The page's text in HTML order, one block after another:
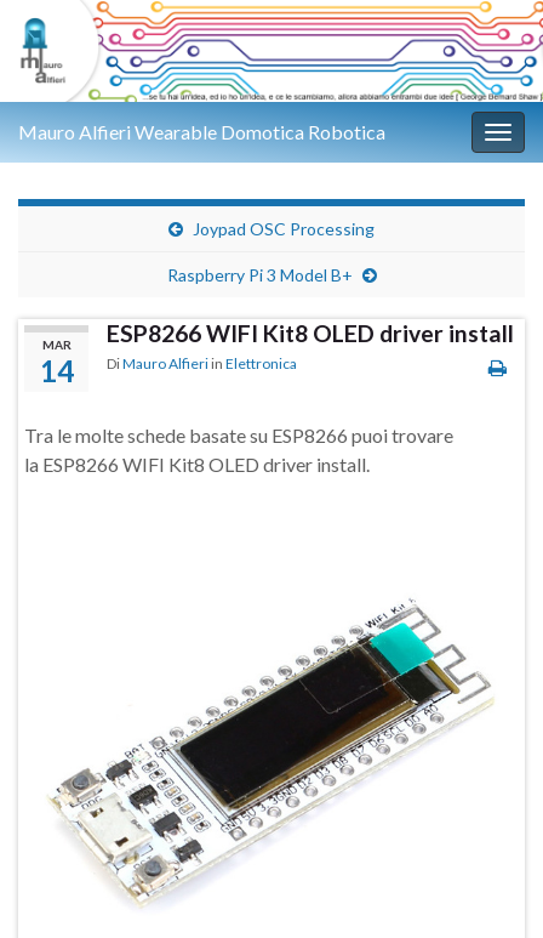
Mauro Alfieri Wearable Domotica Robotica
Joypad OSC Processing
Raspberry Pi 3 Model B+
MAR
14
ESP8266 WIFI Kit8 OLED driver install
DiMauro Alfieri in Elettronica
Tra le molte schede basate su ESP8266 puoi trovare
la ESP8266 WIFI Kit8 OLED driver install.